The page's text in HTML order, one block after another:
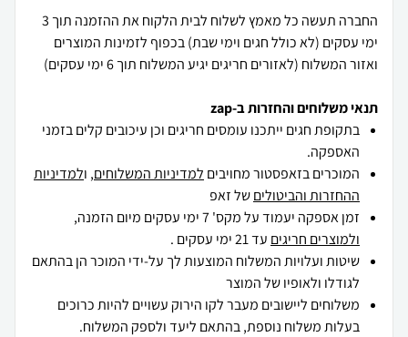
החברה תעשה כל מאמץ לשלוח לבית הלקוח את ההזמנה תוך 3
ימי עסקים (לא כולל חגים וימי שבת) בכפוף לזמינות המוצרים
ואזור המשלוח (לאזורים חריגים יגיע המשלוח תוך 6 ימי עסקים)
תנאי משלוחים והחזרות ב-zap
בתקופת חגים ייתכנו עומסים חריגים וכן עיכובים קלים בזמני
האספקה.
המוכרים בזאפסטור מחויבים למדיניות המשלוחים, ולמדיניות
ההחזרות והביטוליםשל זאפ
זמן אספקה יעמוד על מקס' 7 ימי עסקים מיום הזמנה,
ולמוצרים חריגים עד 21 ימי עסקים .
שיטות ועלויות המשלוח המוצעות לך על-ידי המוכר הן בהתאם
לגודלו ולאופיו של המוצר
משלוחים ליישובים מעבר לקו הירוק עשויים להיות כרוכים
בעלות משלוח נוספת, בהתאם ליעד ולספק המשלוח.